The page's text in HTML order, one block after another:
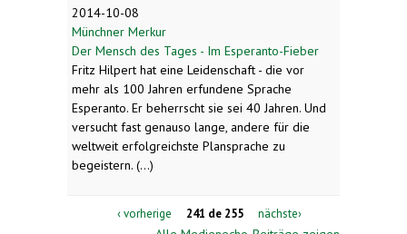
2014-10-08
Münchner Merkur
Der Mensch des Tages - Im Esperanto-Fieber
Fritz Hilpert hat eine Leidenschaft - die vor
mehr als 100 Jahren erfundene Sprache
Esperanto. Er beherrscht sie sei 40 Jahren. Und
versucht fast genauso lange, andere für die
weltweit erfolgreichste Plansprache zu
begeistern. (...)
‹ vorherige 241 de 255 nächste›